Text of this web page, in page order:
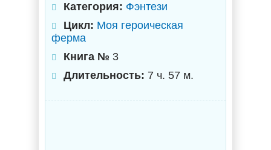
Категория: Фэнтези
Цикл: Моя героическая
ферма
Книга № 3
Длительность: 7 ч. 57 м.